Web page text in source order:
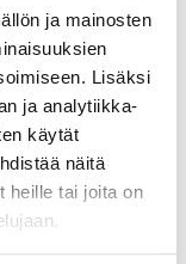
ja mainosten
Lisäksi
ja analytiikka-
käytät
näitä
heille tai joita on